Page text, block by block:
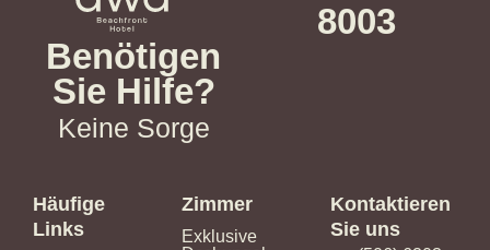
Benötigen
Sie Hilfe?
Keine Sorge
8003
Häufige
Links
Zimmer
Exklusive
Kontaktieren
Sie uns